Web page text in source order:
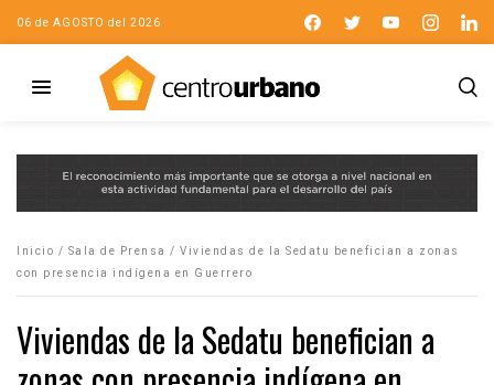
06 de AGOSTO del 2026
Inicio / Sala de Prensa / Viviendas de la Sedatu benefician a zonas
con presencia indígena en Guerrero
Viviendas de la Sedatu benefician a